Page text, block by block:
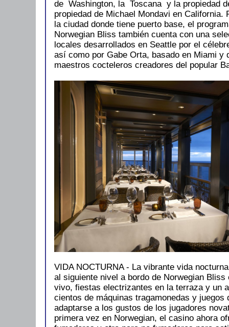
de Washington, la Toscana y la propiedad
propiedad de Michael Mondavi en California.
la ciudad donde tiene puerto base, el
Norwegian Bliss también cuenta con una
locales desarrollados en Seattle por el
así como por Gabe Orta, basado en Miami y
maestros cocteleros creadores del popular
VIDA NOCTURNA - La vibrante vida
al siguiente nivel a bordo de Norwegian Bliss
vivo, fiestas electrizantes en la terraza y un
cientos de máquinas tragamonedas y juegos
adaptarse a los gustos de los jugadores
primera vez en Norwegian, el casino ahora